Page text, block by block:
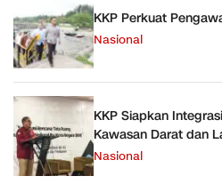
KKP Perkuat
Nasional
KKP Siapkan
Kawasan Darat dan
Nasional